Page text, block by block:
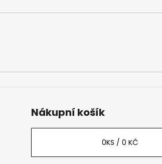
Nákupní košík
0KS / 0 KČ